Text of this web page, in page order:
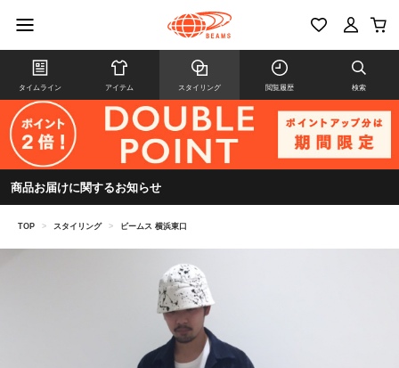
タイムライン アイテム スタイリング 閲覧履歴 検索
商品お届けに関するお知らせ
TOP > スタイリング > ビームス 横浜東口